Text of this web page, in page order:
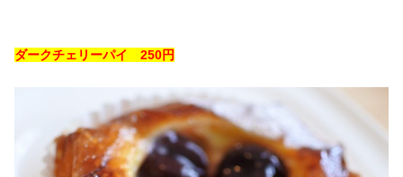
ダークチェリーパイ 250円